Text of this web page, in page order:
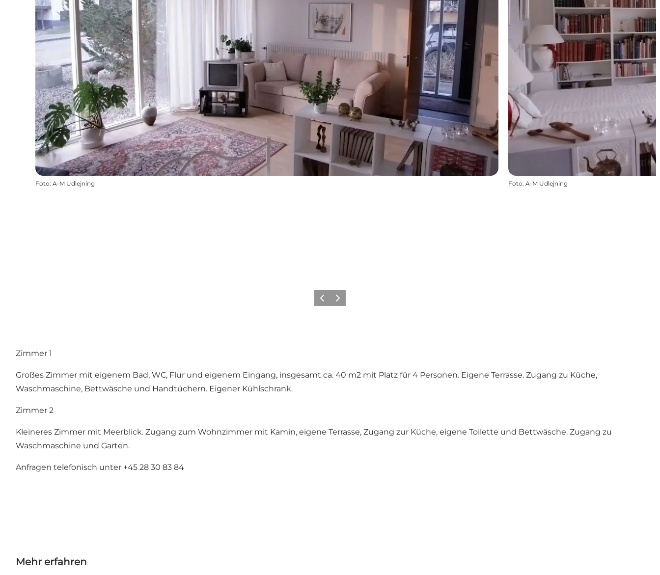
Foto: A-M Udlejning Foto: A-M Udlejning
ZurückWeiter
Zimmer 1
Großes Zimmer mit eigenem Bad, WC, Flur und eigenem Eingang, insgesamt ca. 40 m2 mit Platz für 4 Personen. Eigene Terrasse. Zugang zu Küche,
Waschmaschine, Bettwäsche und Handtüchern. Eigener Kühlschrank.
Zimmer 2
Kleineres Zimmer mit Meerblick. Zugang zum Wohnzimmer mit Kamin, eigene Terrasse, Zugang zur Küche, eigene Toilette und Bettwäsche. Zugang zu
Waschmaschine und Garten.
Anfragen telefonisch unter +45 28 30 83 84
Mehr erfahren